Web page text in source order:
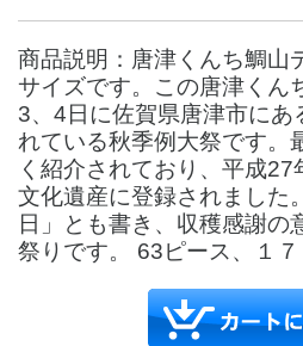
商品説明：唐津くんち鯛山
サイズです。この唐津くん
3、4日に佐賀県唐津市にあ
れている秋季例大祭です。
く紹介されており、平成
文化遺産に登録されました
日」とも書き、収穫感謝の
祭りです。 63ピース、１